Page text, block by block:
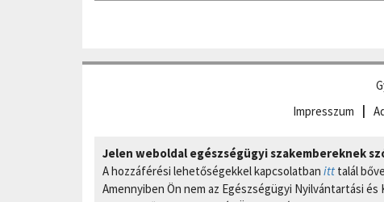
Impresszum
Jelen weboldal egészségügyi szakembereknek
A hozzáférési lehetőségekkel kapcsolatban itt talál
Amennyiben Ön nem az Egészségügyi Nyilvántartási